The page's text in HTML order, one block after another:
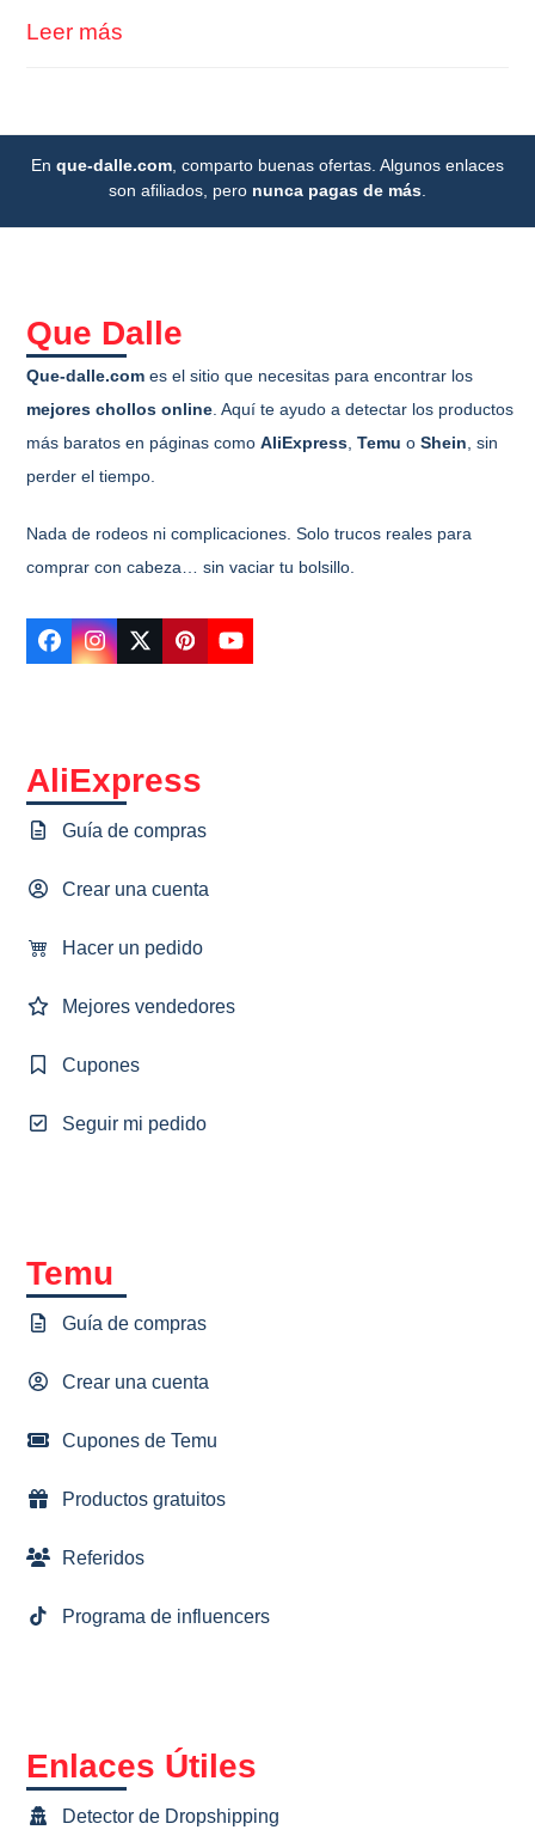
Leer más
En que-dalle.com , comparto buenas ofertas. Algunos enlaces
son afiliados, pero nunca pagas de más
Que Dalle
Que-dalle.com es el sitio que necesitas para encontrar los
mejores chollos online . Aquí te ayudo a detectar los productos
más baratos en páginas comoAliExpress ,Temu oShein , sin
perder el tiempo.
Nada de rodeos ni complicaciones. Solo trucos reales para
comprar con cabeza… sin vaciar tu bolsillo.
Facebook
Instagram
TwitterPinterestYouTube
AliExpress
Guía de compras
Crear una cuenta
Hacer un pedido
Mejores vendedores
Cupones
Seguir mi pedido
Temu
Guía de compras
Crear una cuenta
Cupones de Temu
Productos gratuitos
Referidos
Programa de influencers
Enlaces Útiles
Detector de Dropshipping